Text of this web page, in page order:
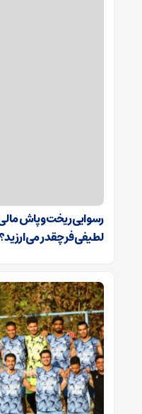
رسوایی ریخت‌وپاش
لطیفی‌فر چقدر می‌ارزید؟